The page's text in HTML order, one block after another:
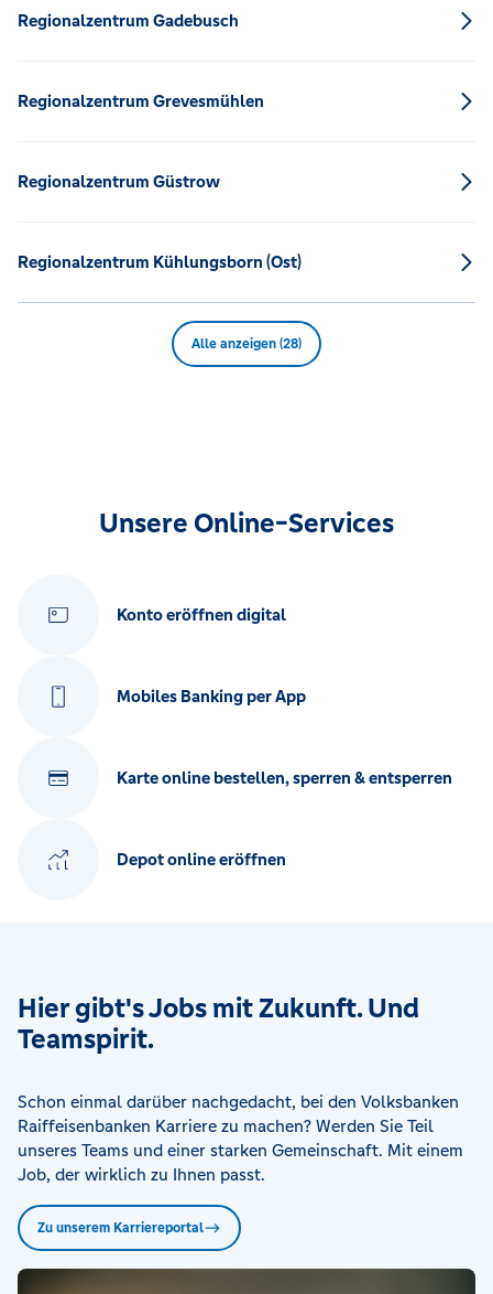
Regionalzentrum Gadebusch
Regionalzentrum Grevesmühlen
Regionalzentrum Güstrow
Regionalzentrum Kühlungsborn (Ost)
Alle anzeigen (28)
Unsere Online-Services
Konto eröffnen digital
Mobiles Banking per App
Karte online bestellen, sperren & entsperren
Depot online eröffnen
Hier gibt's Jobs mit Zukunft. Und
Teamspirit.
Schon einmal darüber nachgedacht, bei den Volksbanken
Raiffeisenbanken Karriere zu machen? Werden Sie Teil
unseres Teams und einer starken Gemeinschaft. Mit einem
Job, der wirklich zu Ihnen passt.
Zu unserem Karriereportal